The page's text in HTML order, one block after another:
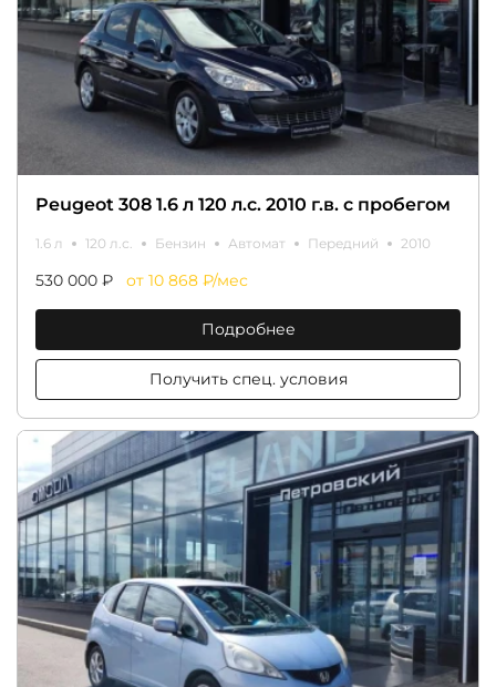
Peugeot 308 1.6 л 120 л.с. 2010 г.в. с пробегом
1.6 л 120 л.с. Бензин Автомат Передний 2010
530 000 ₽ от 10 868 ₽/мес
Подробнее
Получить спец. условия